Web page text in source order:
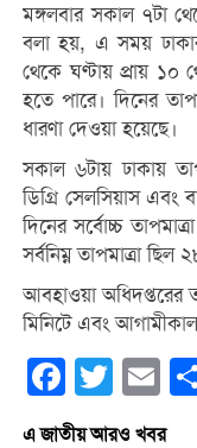
মঙ্গলবার সকাল ৭টা
বলা হয়, এ সময়
থেকে ঘণ্টায় প্রায় ১০
হতে পারে। দিনের
ধারণা দেওয়া হয়েছে।
সকাল ৬টায় ঢাকায়
ডিগ্রি সেলসিয়াস
দিনের সর্বোচ্চ
সর্বনিম্ন তাপমাত্রা
আবহাওয়া অধিদপ্তরের
মিনিটে এবং
Facebook
Twitter Email
এ জাতীয় আরও খবর